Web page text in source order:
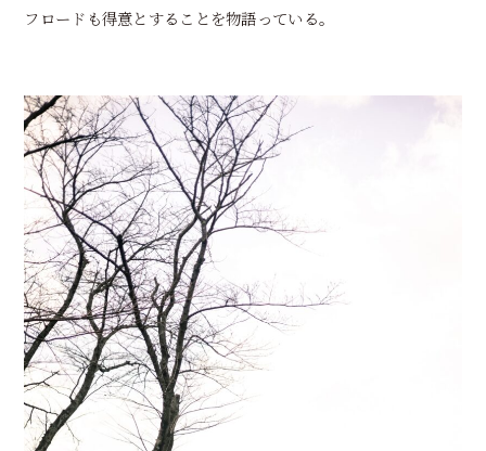
フロードも得意とすることを物語っている。